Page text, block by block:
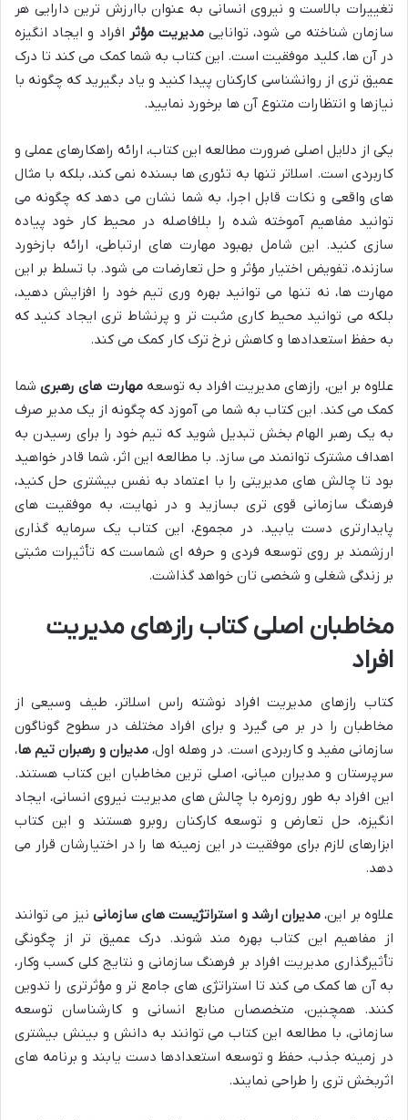
تغییرات بالاست و نیروی انسانی به عنوان باارزش ترین دارایی هر
سازمان شناخته می شود، توانایی مدیریت مؤثر افراد و ایجاد انگیزه
در آن ها، کلید موفقیت است. این کتاب به شما کمک می کند تا درک
عمیق تری از روانشناسی کارکنان پیدا کنید و یاد بگیرید که چگونه با
نیازها و انتظارات متنوع آن ها برخورد نمایید.
یکی از دلایل اصلی ضرورت مطالعه این کتاب، ارائه راهکارهای عملی و
کاربردی است. اسلاتر تنها به تئوری ها بسنده نمی کند، بلکه با مثال
های واقعی و نکات قابل اجرا، به شما نشان می دهد که چگونه می
توانید مفاهیم آموخته شده را بلافاصله در محیط کار خود پیاده
سازی کنید. این شامل بهبود مهارت های ارتباطی، ارائه بازخورد
سازنده، تفویض اختیار مؤثر و حل تعارضات می شود. با تسلط بر این
مهارت ها، نه تنها می توانید بهره وری تیم خود را افزایش دهید،
بلکه می توانید محیط کاری مثبت تر و پرنشاط تری ایجاد کنید که
به حفظ استعدادها و کاهش نرخ ترک کار کمک می کند.
علاوه بر این، رازهای مدیریت افراد به توسعهمهارت های رهبریشما
کمک می کند. این کتاب به شما می آموزد که چگونه از یک مدیر صرف
به یک رهبر الهام بخش تبدیل شوید که تیم خود را برای رسیدن به
اهداف مشترک توانمند می سازد. با مطالعه این اثر، شما قادر خواهید
بود تا چالش های مدیریتی را با اعتماد به نفس بیشتری حل کنید،
فرهنگ سازمانی قوی تری بسازید و در نهایت، به موفقیت های
پایدارتری دست یابید. در مجموع، این کتاب یک سرمایه گذاری
ارزشمند بر روی توسعه فردی و حرفه ای شماست که تأثیرات مثبتی
بر زندگی شغلی و شخصی تان خواهد گذاشت.
مخاطبان اصلی کتاب رازهای مدیریت
افراد
کتاب رازهای مدیریت افراد نوشته راس اسلاتر، طیف وسیعی از
مخاطبان را در بر می گیرد و برای افراد مختلف در سطوح گوناگون
سازمانی مفید و کاربردی است. در وهله اول، مدیران و رهبران تیم ها،
سرپرستان و مدیران میانی، اصلی ترین مخاطبان این کتاب هستند.
این افراد به طور روزمره با چالش های مدیریت نیروی انسانی، ایجاد
انگیزه، حل تعارض و توسعه کارکنان روبرو هستند و این کتاب
ابزارهای لازم برای موفقیت در این زمینه ها را در اختیارشان قرار می
دهد.
علاوه بر این، مدیران ارشد و استراتژیست های سازمانی نیز می توانند
از مفاهیم این کتاب بهره مند شوند. درک عمیق تر از چگونگی
تأثیرگذاری مدیریت افراد بر فرهنگ سازمانی و نتایج کلی کسب وکار،
به آن ها کمک می کند تا استراتژی های جامع تر و مؤثرتری را تدوین
کنند. همچنین، متخصصان منابع انسانی و کارشناسان توسعه
سازمانی، با مطالعه این کتاب می توانند به دانش و بینش بیشتری
در زمینه جذب، حفظ و توسعه استعدادها دست یابند و برنامه های
اثربخش تری را طراحی نمایند.